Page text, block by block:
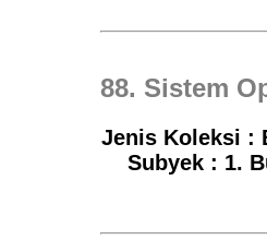
88. Sistem
Jenis Koleksi :
Subyek : 1.